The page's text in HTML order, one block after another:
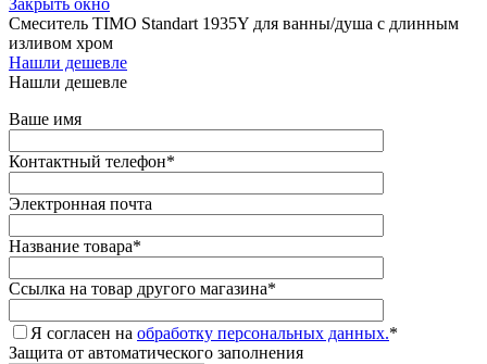
Закрыть окно
Смеситель TIMO Standart 1935Y для ванны/душа с длинным
изливом хром
Нашли дешевле
Нашли дешевле
Ваше имя
Контактный телефон*
Электронная почта
Название товара*
Ссылка на товар другого магазина*
Я согласен на обработку персональных данных.*
Защита от автоматического заполнения